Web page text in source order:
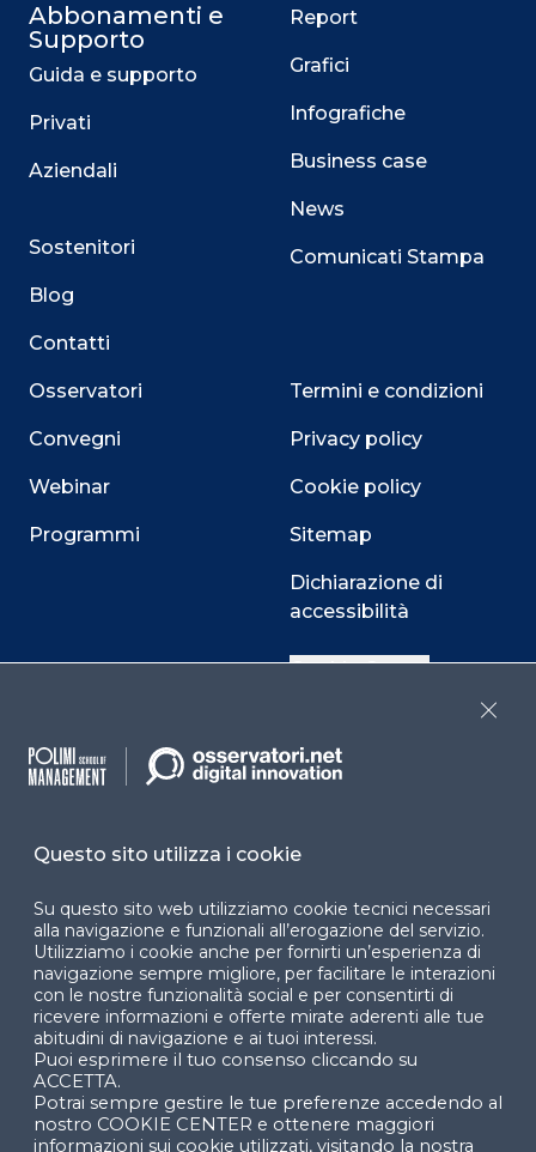
Abbonamenti e
Supporto
Guida e supporto
Privati
Aziendali
Sostenitori
Blog
Contatti
Osservatori
Convegni
Webinar
Programmi
Report
Grafici
Infografiche
Business case
News
Comunicati Stampa
Termini e condizioni
Privacy policy
Cookie policy
Sitemap
Dichiarazione di
accessibilità
Cookie Center
Facebook LinkedIn
© 2024 Copyright © Politecnico di Milano Dipartimento
di Ingegneria Gestionale
Questo sito utilizza i cookie
Su questo sito web utilizziamo cookie tecnici necessari
alla navigazione e funzionali all’erogazione del servizio.
Utilizziamo i cookie anche per fornirti un’esperienza di
navigazione sempre migliore, per facilitare le interazioni
con le nostre funzionalità social e per consentirti di
ricevere informazioni e offerte mirate aderenti alle tue
abitudini di navigazione e ai tuoi interessi.
Puoi esprimere il tuo consenso cliccando su
ACCETTA.
Potrai sempre gestire le tue preferenze accedendo al
nostro COOKIE CENTER e ottenere maggiori
informazioni sui cookie utilizzati, visitando la nostra